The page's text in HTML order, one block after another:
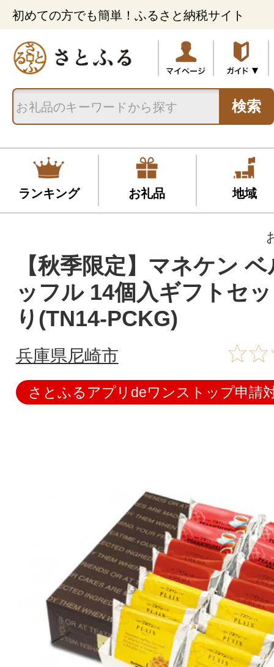
初めての方でも簡単！ふるさと納税サイト
検索
ランキング お礼品 地域
【秋季限定】マネケン
ッフル 14個入ギフトセ
り(TN14-PCKG)
兵庫県尼崎市
さとふるアプリdeワンストップ申請